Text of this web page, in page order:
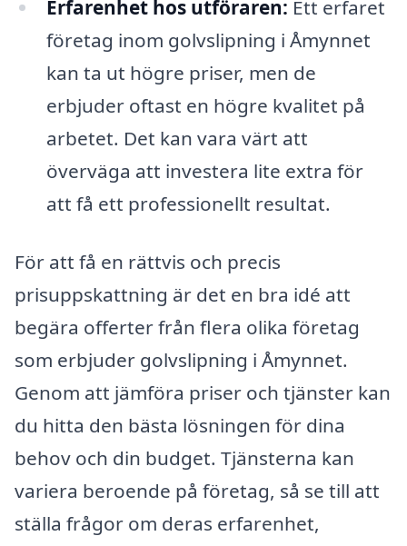
Erfarenhet hos utföraren: Ett erfaret
företag inom golvslipning i Åmynnet
kan ta ut högre priser, men de
erbjuder oftast en högre kvalitet på
arbetet. Det kan vara värt att
överväga att investera lite extra för
att få ett professionellt resultat.
För att få en rättvis och precis
prisuppskattning är det en bra idé att
begära offerter från flera olika företag
som erbjuder golvslipning i Åmynnet.
Genom att jämföra priser och tjänster kan
du hitta den bästa lösningen för dina
behov och din budget. Tjänsterna kan
variera beroende på företag, så se till att
ställa frågor om deras erfarenhet,